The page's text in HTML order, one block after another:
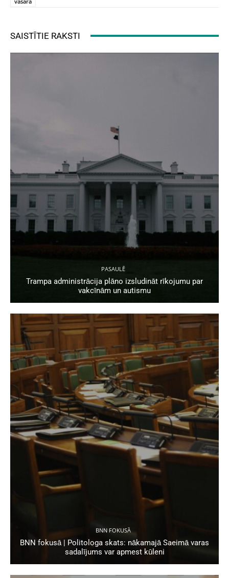
SAISTĪTIE RAKSTI
PASAULĒ
Trampa administrācija plāno izsludināt rīkojumu par
vakcīnām un autismu
BNN FOKUSĀ
BNN fokusā | Politologa skats: nākamajā Saeimā varas
sadalījums var apmest kūleni